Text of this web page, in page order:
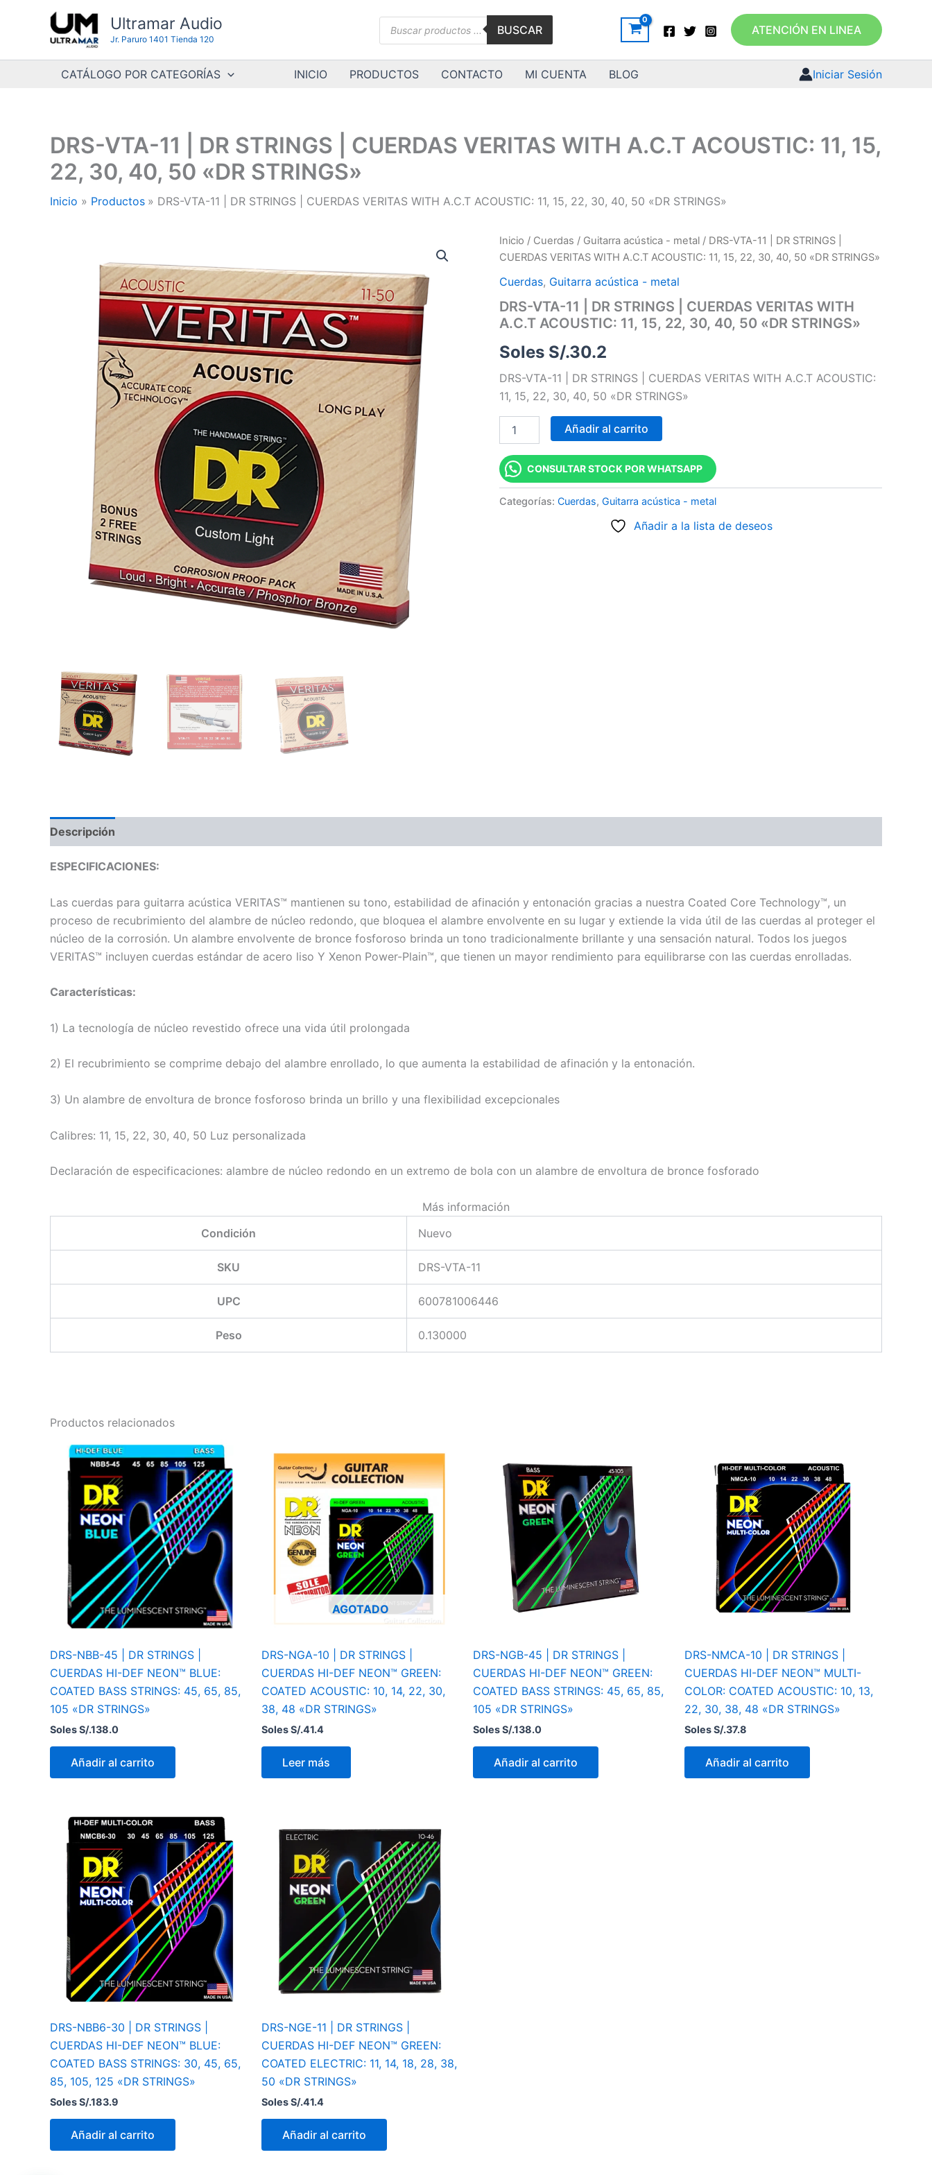
contenido
Ultramar Audio
Jr. Paruro 1401 Tienda 120
Búsqueda
BUSCAR ATENCIÓN EN LINEA
CATÁLOGO POR CATEGORÍAS INICIO PRODUCTOS CONTACTO MI CUENTA BLOG Iniciar Sesión
DRS-VTA-11 | DR STRINGS | CUERDAS VERITAS WITH A.C.T ACOUSTIC: 11, 15,
22, 30, 40, 50 «DR STRINGS»
Inicio Productos DRS-VTA-11 | DR STRINGS | CUERDAS VERITAS WITH A.C.T ACOUSTIC: 11, 15, 22, 30, 40, 50 «DR STRINGS»
Inicio / Cuerdas / Guitarra acústica - metal / DRS-VTA-11 | DR STRINGS |
CUERDAS VERITAS WITH A.C.T ACOUSTIC: 11, 15, 22, 30, 40, 50 «DR STRINGS»
Cuerdas, Guitarra acústica - metal
DRS-VTA-11 | DR STRINGS | CUERDAS VERITAS WITH
A.C.T ACOUSTIC: 11, 15, 22, 30, 40, 50 «DR STRINGS»
Soles S/.30.2
DRS-VTA-11 | DR STRINGS | CUERDAS VERITAS WITH A.C.T ACOUSTIC:
11, 15, 22, 30, 40, 50 «DR STRINGS»
DRS-
VTA-
|
STRINGS
|
VERITAS
A.C.T
ACOUSTIC:
11,
15,
22,
30,
40,
50
"DR
STRINGS"
Añadir al carrito
CONSULTAR STOCK POR WHATSAPP
Categorías: Cuerdas, Guitarra acústica - metal
Añadir a la lista de deseos
Descripción
ESPECIFICACIONES:
Las cuerdas para guitarra acústica VERITAS™ mantienen su tono, estabilidad de afinación y entonación gracias a nuestra Coated Core Technology™, un
proceso de recubrimiento del alambre de núcleo redondo, que bloquea el alambre envolvente en su lugar y extiende la vida útil de las cuerdas al proteger el
núcleo de la corrosión. Un alambre envolvente de bronce fosforoso brinda un tono tradicionalmente brillante y una sensación natural. Todos los juegos
VERITAS™ incluyen cuerdas estándar de acero liso Y Xenon Power-Plain™, que tienen un mayor rendimiento para equilibrarse con las cuerdas enrolladas.
Características:
1) La tecnología de núcleo revestido ofrece una vida útil prolongada
2) El recubrimiento se comprime debajo del alambre enrollado, lo que aumenta la estabilidad de afinación y la entonación.
3) Un alambre de envoltura de bronce fosforoso brinda un brillo y una flexibilidad excepcionales
Calibres: 11, 15, 22, 30, 40, 50 Luz personalizada
Declaración de especificaciones: alambre de núcleo redondo en un extremo de bola con un alambre de envoltura de bronce fosforado
Más información
Condición
Nuevo
SKU DRS-VTA-11
UPC 600781006446
Peso 0.130000
Productos relacionados
DRS-NBB-45 | DR STRINGS |
CUERDAS HI-DEF NEON™ BLUE:
COATED BASS STRINGS: 45, 65, 85,
105 «DR STRINGS»
Soles S/.138.0
Añadir al carrito
AGOTADO
DRS-NGA-10 | DR STRINGS |
CUERDAS HI-DEF NEON™ GREEN:
COATED ACOUSTIC: 10, 14, 22, 30,
38, 48 «DR STRINGS»
Soles S/.41.4
Leer más
DRS-NGB-45 | DR STRINGS |
CUERDAS HI-DEF NEON™ GREEN:
COATED BASS STRINGS: 45, 65, 85,
105 «DR STRINGS»
Soles S/.138.0
Añadir al carrito
DRS-NMCA-10 | DR STRINGS |
CUERDAS HI-DEF NEON™ MULTI-
COLOR: COATED ACOUSTIC: 10, 13,
22, 30, 38, 48 «DR STRINGS»
Soles S/.37.8
Añadir al carrito
DRS-NBB6-30 | DR STRINGS |
CUERDAS HI-DEF NEON™ BLUE:
COATED BASS STRINGS: 30, 45, 65,
85, 105, 125 «DR STRINGS»
Soles S/.183.9
Añadir al carrito
DRS-NGE-11 | DR STRINGS |
CUERDAS HI-DEF NEON™ GREEN:
COATED ELECTRIC: 11, 14, 18, 28, 38,
50 «DR STRINGS»
Soles S/.41.4
Añadir al carrito